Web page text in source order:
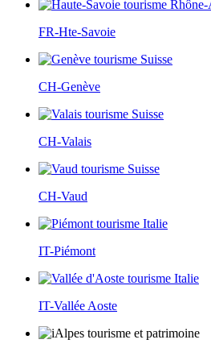
FR-Hte-Savoie
CH-Genève
CH-Valais
CH-Vaud
IT-Piémont
IT-Vallée Aoste